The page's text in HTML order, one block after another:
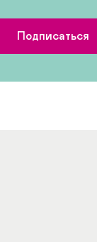
Подписаться